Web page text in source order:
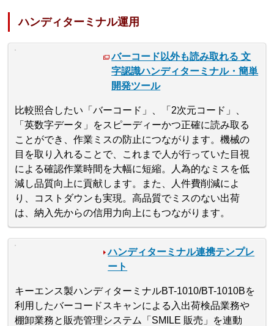
ハンディターミナル運用
バーコード以外も読み取れる 文
字認識ハンディターミナル・簡単
開発ツール
比較照合したい「バーコード」、「2次元コード」、
「英数字データ」をスピーディーかつ正確に読み取る
ことができ、作業ミスの防止につながります。機械の
目を取り入れることで、これまで人が行っていた目視
による確認作業時間を大幅に短縮。人為的なミスを低
減し品質向上に貢献します。また、人件費削減によ
り、コストダウンも実現。高品質でミスのない出荷
は、納入先からの信用力向上にもつながります。
ハンディターミナル連携テンプレ
ート
キーエンス製ハンディターミナルBT-1010/BT-1010Bを
利用したバーコードスキャンによる入出荷検品業務や
棚卸業務と販売管理システム「SMILE 販売」を連動